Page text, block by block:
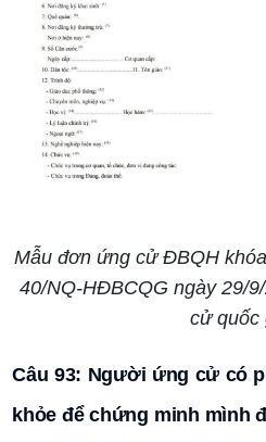
Mẫu đơn ứng cử ĐBQH
40/NQ-HĐBCQG ngày 29/
cử quốc
Câu 93: Người ứng cử có
khỏe để chứng minh mình